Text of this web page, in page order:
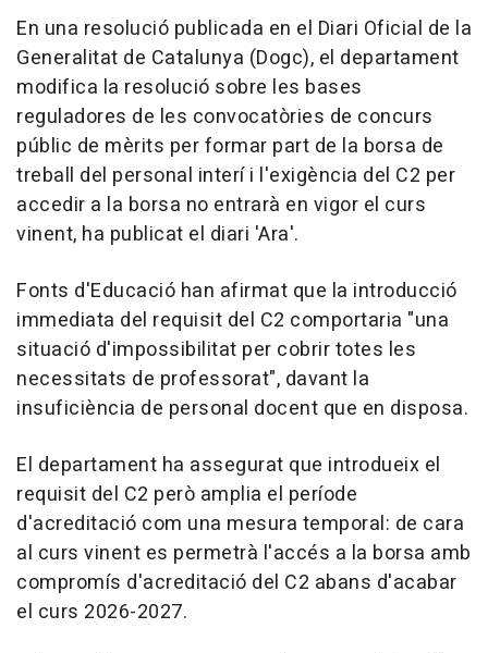
En una resolució publicada en el Diari Oficial de la
Generalitat de Catalunya (Dogc), el departament
modifica la resolució sobre les bases
reguladores de les convocatòries de concurs
públic de mèrits per formar part de la borsa de
treball del personal interí i l'exigència del C2 per
accedir a la borsa no entrarà en vigor el curs
vinent, ha publicat el diari 'Ara'.
Fonts d'Educació han afirmat que la introducció
immediata del requisit del C2 comportaria "una
situació d'impossibilitat per cobrir totes les
necessitats de professorat", davant la
insuficiència de personal docent que en disposa.
El departament ha assegurat que introdueix el
requisit del C2 però amplia el període
d'acreditació com una mesura temporal: de cara
al curs vinent es permetrà l'accés a la borsa amb
compromís d'acreditació del C2 abans d'acabar
el curs 2026-2027.